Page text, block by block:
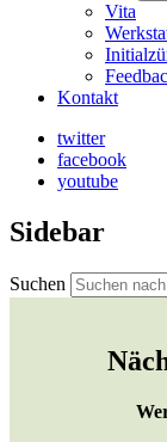
Vita
Kontakt
twitter
facebook
youtube
Sidebar
Suchen